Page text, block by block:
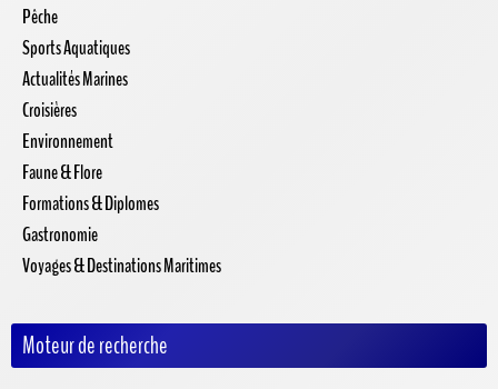
Pêche
Sports Aquatiques
Actualités Marines
Croisières
Environnement
Faune & Flore
Formations & Diplomes
Gastronomie
Voyages & Destinations Maritimes
Moteur de recherche